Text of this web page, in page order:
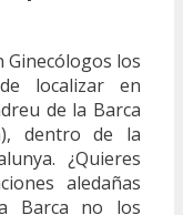
Ginecólogos los
localizar en
de la Barca
dentro de la
¿Quieres
aledañas
Barca no los